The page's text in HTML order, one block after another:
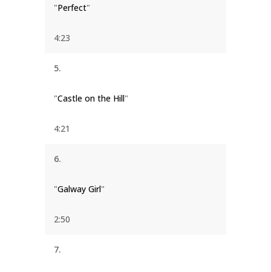
"Perfect"
4:23
5.
"Castle on the Hill"
4:21
6.
"Galway Girl"
2:50
7.